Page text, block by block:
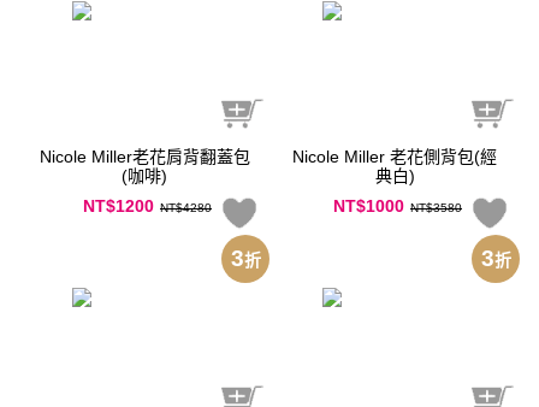
Nicole Miller老花肩背翻蓋包
(咖啡)
NT$1200 NT$4280
Nicole Miller 老花側背包(經
典白)
NT$1000 NT$3580
3折 3折